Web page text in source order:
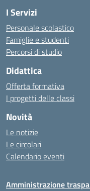
I Servizi
Personale scolastico
Famiglie e studenti
Percorsi di studio
Didattica
Offerta formativa
I progetti delle classi
Novità
Le notizie
Le circolari
Calendario eventi
Amministrazione